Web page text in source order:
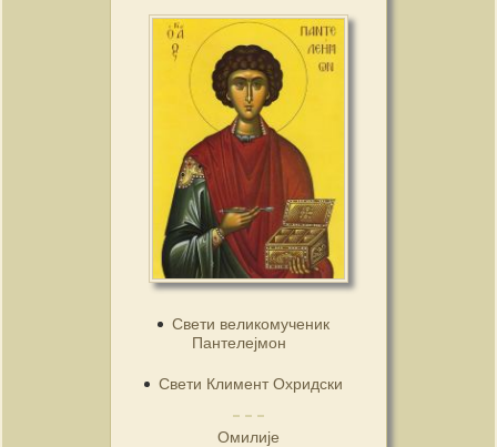
Свети великомученик
Пантелејмон
Свети Климент Охридски
Омилије